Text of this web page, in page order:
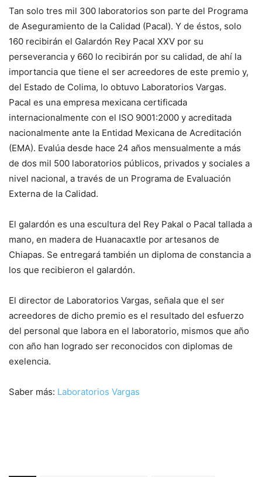
Tan solo tres mil 300 laboratorios son parte del Programa
de Aseguramiento de la Calidad (Pacal). Y de éstos, solo
160 recibirán el Galardón Rey Pacal XXV por su
perseverancia y 660 lo recibirán por su calidad, de ahí la
importancia que tiene el ser acreedores de este premio y,
del Estado de Colima, lo obtuvo Laboratorios Vargas.
Pacal es una empresa mexicana certificada
internacionalmente con el ISO 9001:2000 y acreditada
nacionalmente ante la Entidad Mexicana de Acreditación
(EMA). Evalúa desde hace 24 años mensualmente a más
de dos mil 500 laboratorios públicos, privados y sociales a
nivel nacional, a través de un Programa de Evaluación
Externa de la Calidad.
El galardón es una escultura del Rey Pakal o Pacal tallada a
mano, en madera de Huanacaxtle por artesanos de
Chiapas. Se entregará también un diploma de constancia a
los que recibieron el galardón.
El director de Laboratorios Vargas, señala que el ser
acreedores de dicho premio es el resultado del esfuerzo
del personal que labora en el laboratorio, mismos que año
con año han logrado ser reconocidos con diplomas de
exelencia.
Saber más: Laboratorios Vargas